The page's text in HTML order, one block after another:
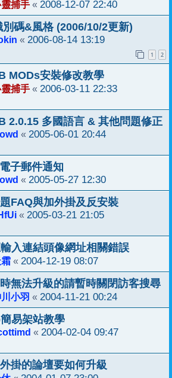
捕手 « 2008-12-07 22:40
碼&風格 (2006/10/2更新)
« 2006-08-14 13:19
1 2
MODs安裝修改教學
捕手 « 2006-03-11 22:33
2.0.15 多國語言 & 其他問題修正
« 2005-06-01 20:44
子郵件通知
« 2005-05-27 12:30
FAQ與加外掛及反安裝
« 2005-03-21 21:05
入連結頭像網址相關錯誤
« 2004-12-19 08:07
無法升級的請暫時關閉訪客搜尋
小羽 « 2004-11-21 00:24
易架站教學
« 2004-02-04 09:47
掛的論壇要如何升級